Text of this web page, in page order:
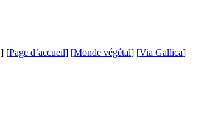
] [Page d’accueil] [Monde végétal] [Via Gallica]